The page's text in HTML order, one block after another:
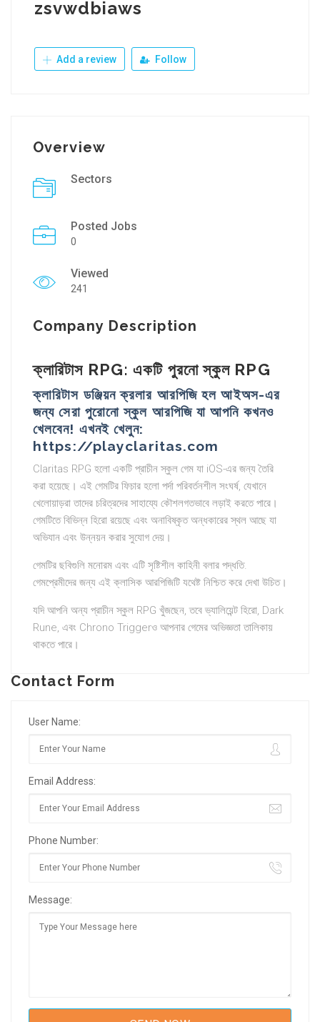
zsvwdbiaws
Add a review Follow
Overview
Sectors
Posted Jobs
0
Viewed
241
Company Description
ক্লারিটাস RPG: একটি পুরনো স্কুল RPG
ক্লারিটাস ডঞ্জিয়ন ক্রলার আরপিজি হল আইঅস-এর
জন্য সেরা পুরোনো স্কুল আরপিজি যা আপনি কখনও
খেলবেন! এখনই খেলুন:
https://playclaritas.com
Claritas RPG হলো একটি প্রাচীন স্কুল গেম যা iOS-এর জন্য তৈরি
করা হয়েছে। এই গেমটির ফিচার হলো পর্দা পরিবর্তনশীল সংঘর্ষ, যেখানে
খেলোয়াড়রা তাদের চরিত্রদের সাহায্যে কৌশলগতভাবে লড়াই করতে পারে।
গেমটিতে বিভিন্ন হিরো রয়েছে এবং অনাবিষ্কৃত অন্ধকারের স্থল আছে যা
অভিযান এবং উন্নয়ন করার সুযোগ দেয়।
গেমটির ছবিগুলি মনোরম এবং এটি সৃষ্টিশীল কাহিনী বলার পদ্ধতি.
গেমপ্রেমীদের জন্য এই ক্লাসিক আরপিজিটি যথেষ্ট নিশ্চিত করে দেখা উচিত।
যদি আপনি অন্য প্রাচীন স্কুল RPG খুঁজছেন, তবে ভ্যালিয়েন্ট হিরো, Dark
Rune, এবং Chrono Triggerও আপনার গেমের অভিজ্ঞতা তালিকায়
থাকতে পারে।
Contact Form
User Name:
Email Address:
Phone Number:
Message: